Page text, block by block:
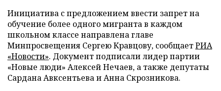
Инициатива с предложением ввести запрет на
обучение более одного мигранта в каждом
школьном классе направлена главе
Минпросвещения Сергею Кравцову, сообщаетРИА
«Новости». Документ подписали лидер партии
«Новые люди» Алексей Нечаев, а также депутаты
Сардана Авксентьева и Анна Скрозникова.